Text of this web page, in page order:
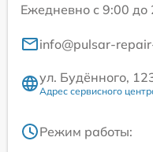
Ежедневно с 9:00 до
info@pulsar-
ул. Будённого,
Адрес сервисного
Режим работы: